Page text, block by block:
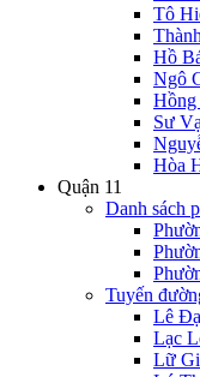
Tô
Hồ
Ngô
Sư
Hòa
Quận 11
Danh sách
Tuyến
Lê
Lạc
Lữ